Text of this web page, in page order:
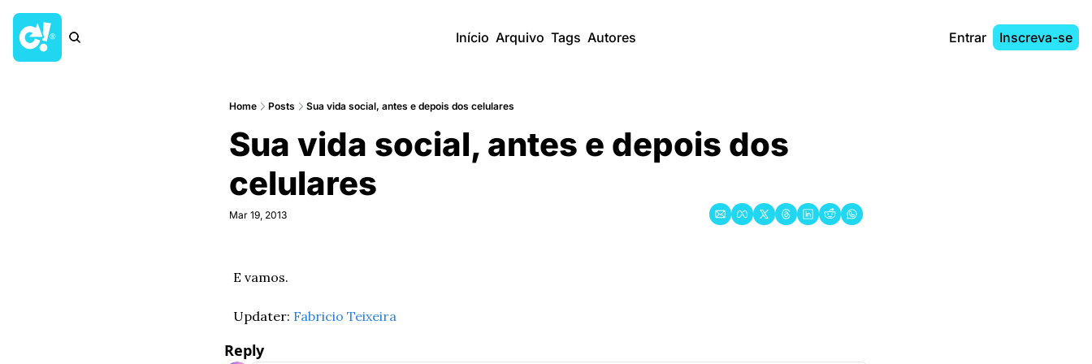
Início Arquivo Tags Autores Entrar Inscreva-se
Home Posts Sua vida social, antes e depois dos celulares
Sua vida social, antes e depois dos
celulares
Mar 19, 2013
E vamos.
Updater: Fabricio Teixeira
Reply